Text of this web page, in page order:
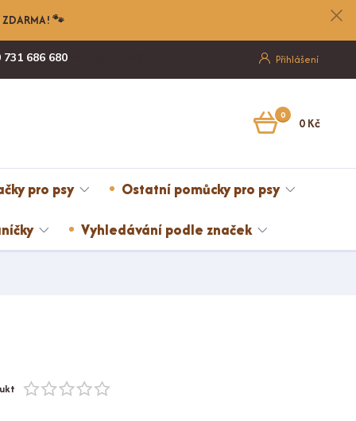
🐾
Přihlášení
731 686 680
0 0 Kč
pro psy Ostatní pomůcky pro psy
Vyhledávání podle značek